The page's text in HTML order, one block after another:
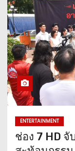
ENTERTAINMENT
ช่อง 7 HD จั